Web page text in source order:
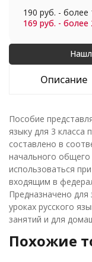
190 руб. - более
169 руб. - более
Описание
Пособие
языку для 3 класса
составлено в
начального
использоваться
входящим в
Предназначено для
уроках русского
занятий и для
Похожие